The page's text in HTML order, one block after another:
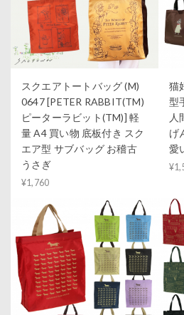
スクエアトートバッグ (M)
0647 [PETER RABBIT(TM)
ピーターラビット(TM)] 軽
量 A4 買い物 底板付き スク
エア型 サブバッグ お稽古
うさぎ
¥1,760
猫
型
人
げ
愛